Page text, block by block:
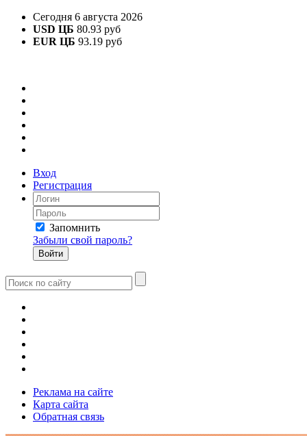
Сегодня 6 августа 2026
USD ЦБ 80.93 руб
EUR ЦБ 93.19 руб
Вход
Регистрация
Запомнить
Забыли свой пароль?
Реклама на сайте
Карта сайта
Обратная связь